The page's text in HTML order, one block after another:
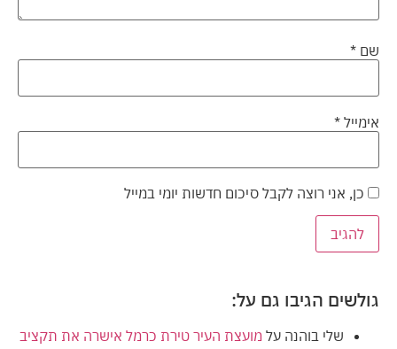
שם *
אימייל *
כן, אני רוצה לקבל סיכום חדשות יומי במייל
גולשים הגיבו גם על:
שלי בוהנה על מועצת העיר טירת כרמל אישרה את תקציב